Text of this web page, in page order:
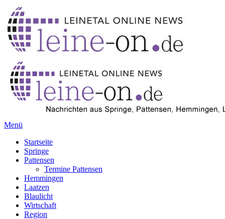
Menü
Startseite
Springe
Pattensen
Termine Pattensen
Hemmingen
Laatzen
Blaulicht
Wirtschaft
Region